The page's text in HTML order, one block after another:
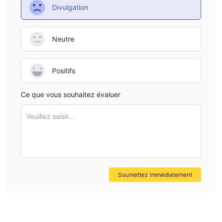
long terme.
Le Compte Ultra Low DASUN convient à ceux qui sont
aventureux.
Le Compte Actions convient à ceux qui sont professionnels.
DASUN Frais
DASUN Les frais sont très bas dans l'industrie.
Plateforme de trading
par e-mail. D'autres canaux de contact plus directs tels que le
chat en direct ou le téléphone ne sont pas disponibles.
Divulgation
Neutre
Positifs
Ce que vous souhaitez évaluer
Veuillez saisir...
Soumettez immédiatement